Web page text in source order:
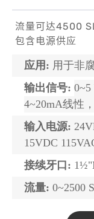
流量可达4500
包含电源供应
应用 : 用于非
输出信号:
4~20mA线性
输入电源:
15VDC
接续牙口 : 1½
流量:0~2500